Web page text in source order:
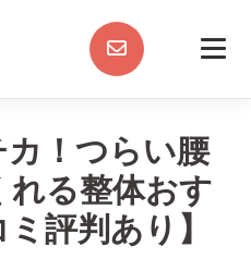
カ！つらい腰
る整体おす
評判あり】